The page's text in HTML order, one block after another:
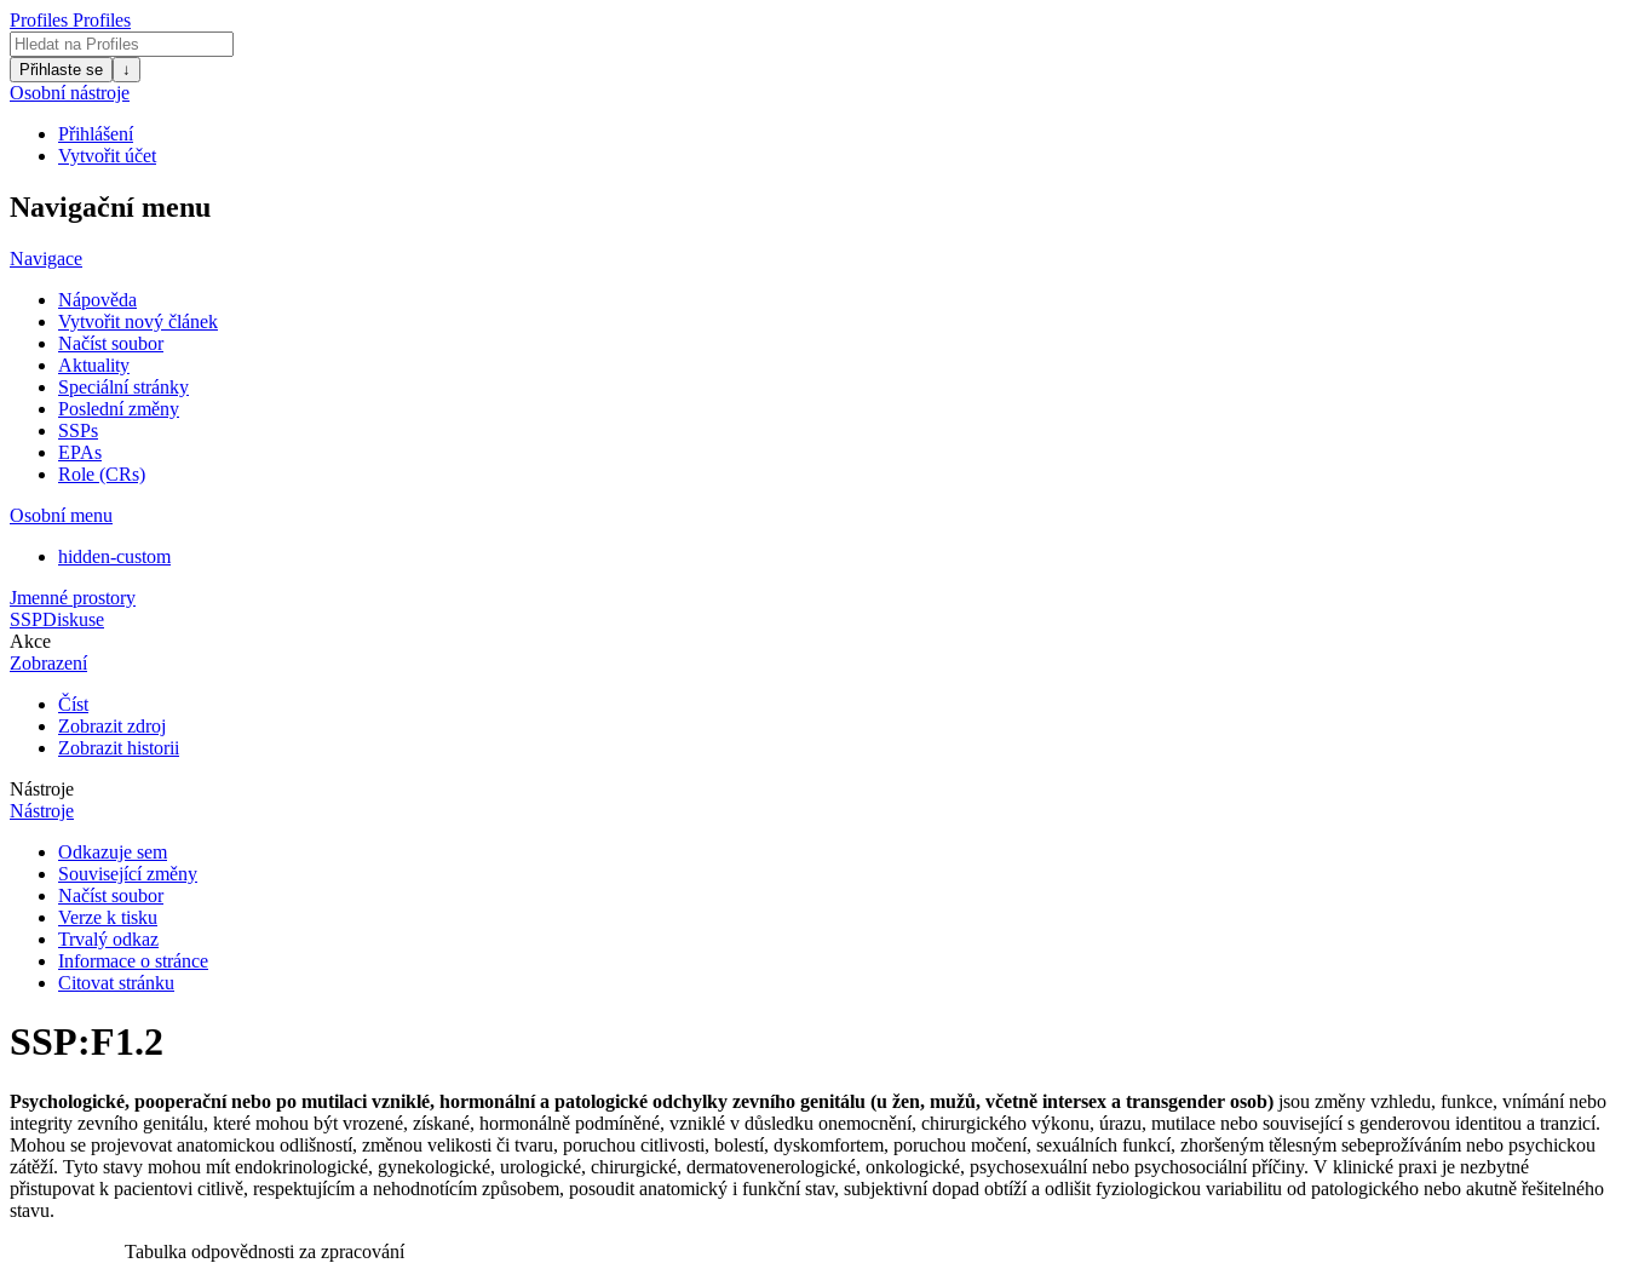
Profiles Profiles
Přihlaste se ↓
Osobní nástroje
Přihlášení
Vytvořit účet
Navigační menu
Navigace
Nápověda
Vytvořit nový článek
Načíst soubor
Aktuality
Speciální stránky
Poslední změny
SSPs
EPAs
Role (CRs)
Osobní menu
hidden-custom
Jmenné prostory
SSPDiskuse
Akce
Zobrazení
Číst
Zobrazit zdroj
Zobrazit historii
Nástroje
Nástroje
Odkazuje sem
Související změny
Načíst soubor
Verze k tisku
Trvalý odkaz
Informace o stránce
Citovat stránku
SSP:F1.2
Psychologické, pooperační nebo po mutilaci vzniklé, hormonální a patologické odchylky zevního genitálu (u žen, mužů, včetně intersex a transgender osob) jsou změny vzhledu, funkce, vnímání nebo
integrity zevního genitálu, které mohou být vrozené, získané, hormonálně podmíněné, vzniklé v důsledku onemocnění, chirurgického výkonu, úrazu, mutilace nebo související s genderovou identitou a tranzicí.
Mohou se projevovat anatomickou odlišností, změnou velikosti či tvaru, poruchou citlivosti, bolestí, dyskomfortem, poruchou močení, sexuálních funkcí, zhoršeným tělesným sebeprožíváním nebo psychickou
zátěží. Tyto stavy mohou mít endokrinologické, gynekologické, urologické, chirurgické, dermatovenerologické, onkologické, psychosexuální nebo psychosociální příčiny. V klinické praxi je nezbytné
přistupovat k pacientovi citlivě, respektujícím a nehodnotícím způsobem, posoudit anatomický i funkční stav, subjektivní dopad obtíží a odlišit fyziologickou variabilitu od patologického nebo akutně řešitelného
stavu.
Tabulka odpovědnosti za zpracování